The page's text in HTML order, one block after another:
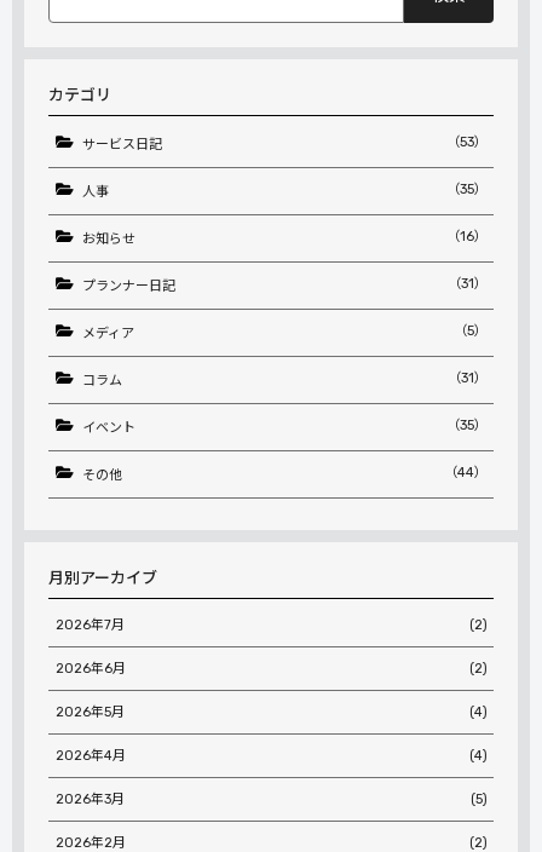
索:
カテゴリ
サービス日記 （53）
人事 （35）
お知らせ （16）
プランナー日記 （31）
メディア （5）
コラム （31）
イベント （35）
その他 （44）
月別アーカイブ
2026年7月 (2)
2026年6月 (2)
2026年5月 (4)
2026年4月 (4)
2026年3月 (5)
2026年2月 (2)